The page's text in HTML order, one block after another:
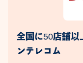
全国に50店舗以
ンテレコム